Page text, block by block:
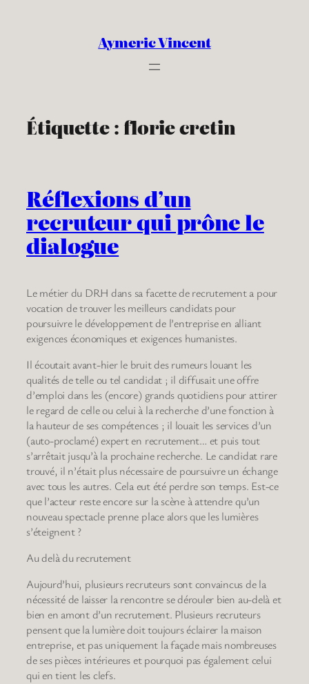
Aymeric Vincent
Étiquette : florie cretin
Réflexions d’un
recruteur qui prône le
dialogue
Le métier du DRH dans sa facette de recrutement a pour
vocation de trouver les meilleurs candidats pour
poursuivre le développement de l’entreprise en alliant
exigences économiques et exigences humanistes.
Il écoutait avant-hier le bruit des rumeurs louant les
qualités de telle ou tel candidat ; il diffusait une offre
d’emploi dans les (encore) grands quotidiens pour attirer
le regard de celle ou celui à la recherche d’une fonction à
la hauteur de ses compétences ; il louait les services d’un
(auto-proclamé) expert en recrutement… et puis tout
s’arrêtait jusqu’à la prochaine recherche. Le candidat rare
trouvé, il n’était plus nécessaire de poursuivre un échange
avec tous les autres. Cela eut été perdre son temps. Est-ce
que l’acteur reste encore sur la scène à attendre qu’un
nouveau spectacle prenne place alors que les lumières
s’éteignent ?
Au delà du recrutement
Aujourd’hui, plusieurs recruteurs sont convaincus de la
nécessité de laisser la rencontre se dérouler bien au-delà et
bien en amont d’un recrutement. Plusieurs recruteurs
pensent que la lumière doit toujours éclairer la maison
entreprise, et pas uniquement la façade mais nombreuses
de ses pièces intérieures et pourquoi pas également celui
qui en tient les clefs.